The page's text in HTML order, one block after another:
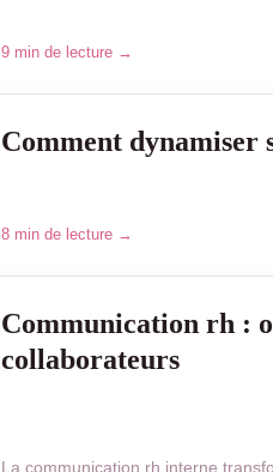
9 min de lecture →
Comment dynamiser
8 min de lecture →
Communication rh :
collaborateurs
La communication rh interne